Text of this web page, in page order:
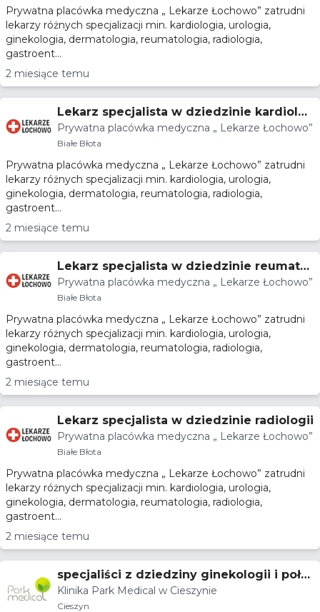
Prywatna placówka medyczna „ Lekarze Łochowo” zatrudni
lekarzy różnych specjalizacji min. kardiologia, urologia,
ginekologia, dermatologia, reumatologia, radiologia,
gastroent...
2 miesiące temu
Lekarz specjalista w dziedzinie kardiolog
ii
Prywatna placówka medyczna „ Lekarze Łochowo”
Białe Błota
Prywatna placówka medyczna „ Lekarze Łochowo” zatrudni
lekarzy różnych specjalizacji min. kardiologia, urologia,
ginekologia, dermatologia, reumatologia, radiologia,
gastroent...
2 miesiące temu
Lekarz specjalista w dziedzinie reumatol
ogii
Prywatna placówka medyczna „ Lekarze Łochowo”
Białe Błota
Prywatna placówka medyczna „ Lekarze Łochowo” zatrudni
lekarzy różnych specjalizacji min. kardiologia, urologia,
ginekologia, dermatologia, reumatologia, radiologia,
gastroent...
2 miesiące temu
Lekarz specjalista w dziedzinie radiologii
Prywatna placówka medyczna „ Lekarze Łochowo”
Białe Błota
Prywatna placówka medyczna „ Lekarze Łochowo” zatrudni
lekarzy różnych specjalizacji min. kardiologia, urologia,
ginekologia, dermatologia, reumatologia, radiologia,
gastroent...
2 miesiące temu
specjaliści z dziedziny ginekologii i poło
żnictwa, diabetologii
Klinika Park Medical w Cieszynie
Cieszyn